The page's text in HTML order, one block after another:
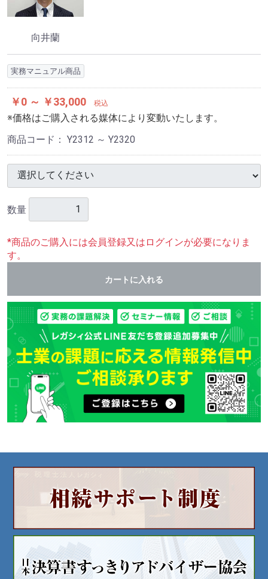
向井蘭
実務マニュアル商品
￥0 ～ ￥33,000 税込
※価格はご購入される媒体により変動いたします。
商品コード： Y2312 ～ Y2320
数量
*商品のご購入には会員登録又はログインが必要になりま
す。
カートに入れる